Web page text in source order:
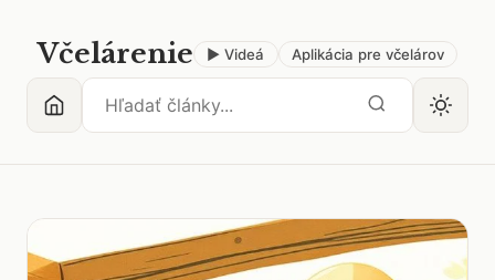
Včelárenie ▶ Videá Aplikácia pre včelárov